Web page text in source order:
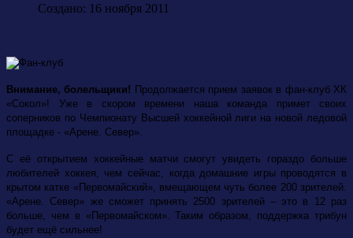
Создано: 16 ноября 2011
Внимание, болельщики! Продолжается прием заявок в фан-клуб ХК
«Сокол»! Уже в скором времени наша команда примет своих
соперников по Чемпионату Высшей хоккейной лиги на новой ледовой
площадке - «Арене. Север».
С её открытием хоккейные матчи смогут увидеть гораздо больше
любителей хоккея, чем сейчас, когда домашние игры проводятся в
крытом катке «Первомайский», вмещающем чуть более 200 зрителей.
«Арене. Север» же сможет принять 2500 зрителей – это в 12 раз
больше, чем в «Первомайском». Таким образом, поддержка трибун
будет ещё сильнее!